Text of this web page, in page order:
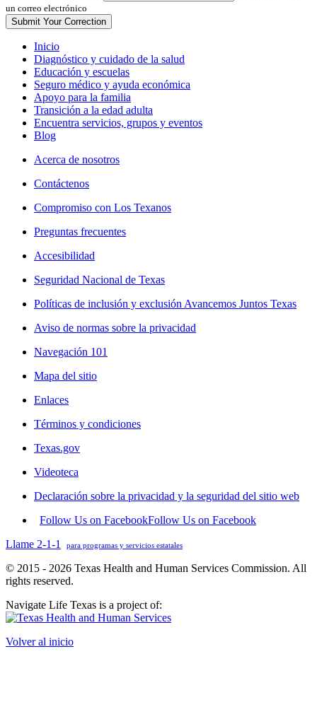
un correo electrónico
Inicio
Diagnóstico y cuidado de la salud
Educación y escuelas
Seguro médico y ayuda económica
Apoyo para la familia
Transición a la edad adulta
Encuentra servicios, grupos y eventos
Blog
Acerca de nosotros
Contáctenos
Compromiso con Los Texanos
Preguntas frecuentes
Accesibilidad
Seguridad Nacional de Texas
Políticas de inclusión y exclusión Avancemos Juntos Texas
Aviso de normas sobre la privacidad
Navegación 101
Mapa del sitio
Enlaces
Términos y condiciones
Texas.gov
Videoteca
Declaración sobre la privacidad y la seguridad del sitio web
Follow Us on FacebookFollow Us on Facebook
Llame 2-1-1
para programas y servicios estatales
© 2015 - 2026 Texas Health and Human Services Commission. All
rights reserved.
Navigate Life Texas is a project of:
Volver al inicio